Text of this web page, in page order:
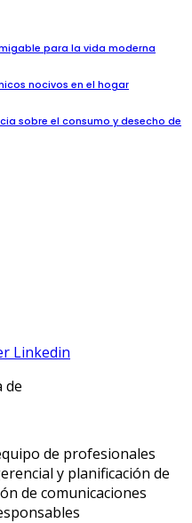
para la vida moderna
nocivos en el hogar
sobre el consumo y desecho de
Linkedin
de
de profesionales
y planificación de
de comunicaciones